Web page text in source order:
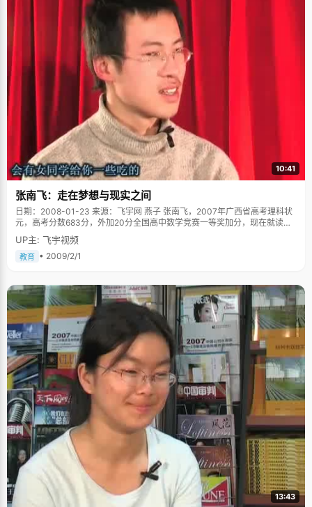
10:41
张南飞：走在梦想与现实之间
日期：2008-01-23 来源：飞宇网 燕子 张南飞，2007年广西省高考理科状
元，高考分数683分，外加20分全国高中数学竞赛一等奖加分，现在就读于
清华大学经济金融国际班。 我们的采访约在下午两点钟开始，张南飞踩着秒
针走进来，验证了他对时间的精准把握。在工作人员试麦的时候，张南飞只
是静静的坐着，低头看主持人写在纸上的一些小问题，耐心的等着采访开
言无华，悠然自在。但当谈到感兴趣的话题时，他立即神采飞扬起来，好似
一个小孩子在用彩笔绘制自己的梦想，色彩在现实之外，有些梦幻，有些飘
忽。透过他鼻梁上两片斯文的小镜片，我们看到许多簇小火苗在他眼睛里跳
跃飞舞着，不知道多少想法在已经在不知不觉中飘过脑海。 曾经也很不听话
张南飞从小出生在广西桂林一个普通的家庭里，他的幼儿时期都是在爷爷家
里度过，离开了爸爸妈妈严厉的管教，得以常常跟着同龄的小孩子们一起玩
耍，滑梯，打架，虽然也常遭到老一辈革命家爷爷的严厉责骂和皮肉之痛，
但总体来说，他还是度过了一个无忧无虑的童年。因为爸爸妈妈不在一个地
方工作，他不得不一段时间就换一个城市和爸爸或者妈妈住上一段时间。他
早已经习惯了这样的生活方式，所以爸爸妈妈离异的消息并没有给他带来太
多的影响，除了每年过年的一些不知所措："不知道要在谁那里过年，去一
边，另一边肯定不高兴，很愁呀。" 张南飞的小学初中生活在半叛逆半乖巧中
度过，不听老师讲话，上课讲小话，跟老师顶嘴，斗气，被扣分罚站，跟一
群男孩子演绎哥们义气，"共同进退"不服老师管教。他是那种让老师又气又
爱的学生，因为当你一手准备因为他犯错扣分的同时，另一只手上的卷子却
显示他考的是满分。"到初中毕业了，才慢慢懂事起来，不再总给老师添乱
了，"张南飞深深为当年的不懂事愧疚。 高考，数学是个遗憾 当状元的感觉
怎么样？兴奋吗？ "没有太大的感觉，"张南飞抬头看了看我，腼腆的笑了一
下，推了一下鼻梁上的镜片，又补充说，"考前，考后都没有很兴奋或者很激
动过，一次考试而已，并不能证明什么。"不过张南飞一直有个遗憾，高考没
UP主: 飞宇视频
教育 • 2009/2/1
13:43